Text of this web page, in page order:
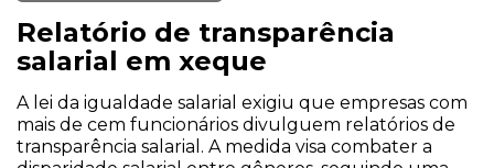
Relatório de transparência
salarial em xeque
A lei da igualdade salarial exigiu que empresas com
mais de cem funcionários divulguem relatórios de
transparência salarial. A medida visa combater a